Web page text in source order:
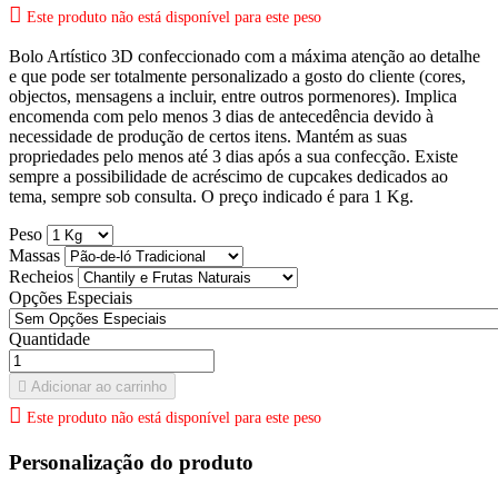
 Este produto não está disponível para este peso
Bolo Artístico 3D confeccionado com a máxima atenção ao detalhe
e que pode ser totalmente personalizado a gosto do cliente (cores,
objectos, mensagens a incluir, entre outros pormenores). Implica
encomenda com pelo menos 3 dias de antecedência devido à
necessidade de produção de certos itens. Mantém as suas
propriedades pelo menos até 3 dias após a sua confecção. Existe
sempre a possibilidade de acréscimo de cupcakes dedicados ao
tema, sempre sob consulta. O preço indicado é para 1 Kg.
Peso
Massas
Recheios
Opções Especiais
Quantidade
 Adicionar ao carrinho
 Este produto não está disponível para este peso
Personalização do produto